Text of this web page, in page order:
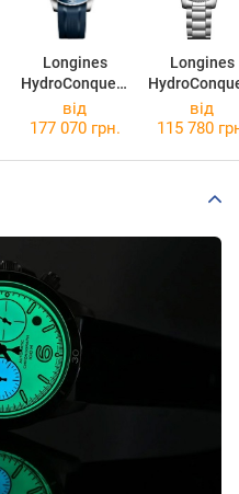
Longines
HydroConquest
GMT
L3.890.4.96.9
Longines
від
177 070 грн.
від
115 780